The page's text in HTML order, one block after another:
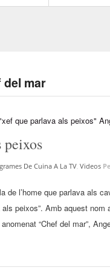
mar
peixos
De Cuina A La TV, Videos
de l’home que parlava als
peixos”. Amb aquest
“Chef del mar”,